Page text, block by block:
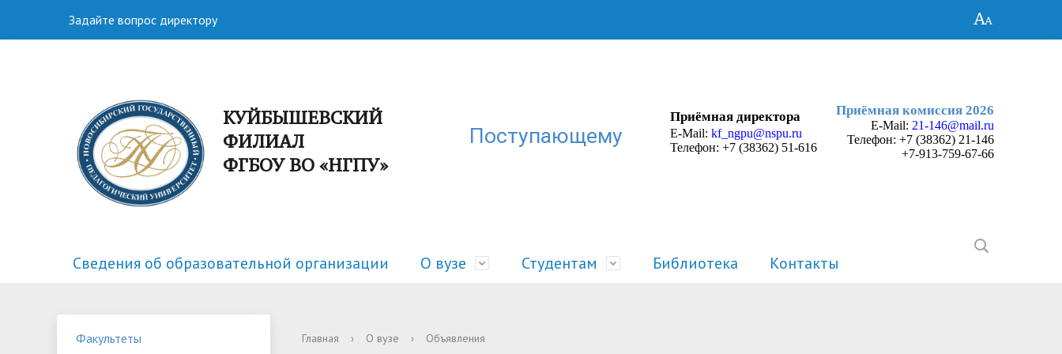
Задайте вопрос директору
КУЙБЫШЕВСКИЙ
ФИЛИАЛ
ФГБОУ ВО «НГПУ»
Поступающему
Приёмная директора
E-Mail: kf_ngpu@nspu.ru
Телефон: +7 (38362) 51-616
Приёмная комиссия 2026
E-Mail: 21-146@mail.ru
Телефон: +7 (38362) 21-146
+7-913-759-67-66
Сведения об образовательной организации О вузе
Факультеты Структура
Студентам
Спортивная жизнь Научная жизнь
Библиотека Контакты
Факультеты
Главная › О вузе › Объявления